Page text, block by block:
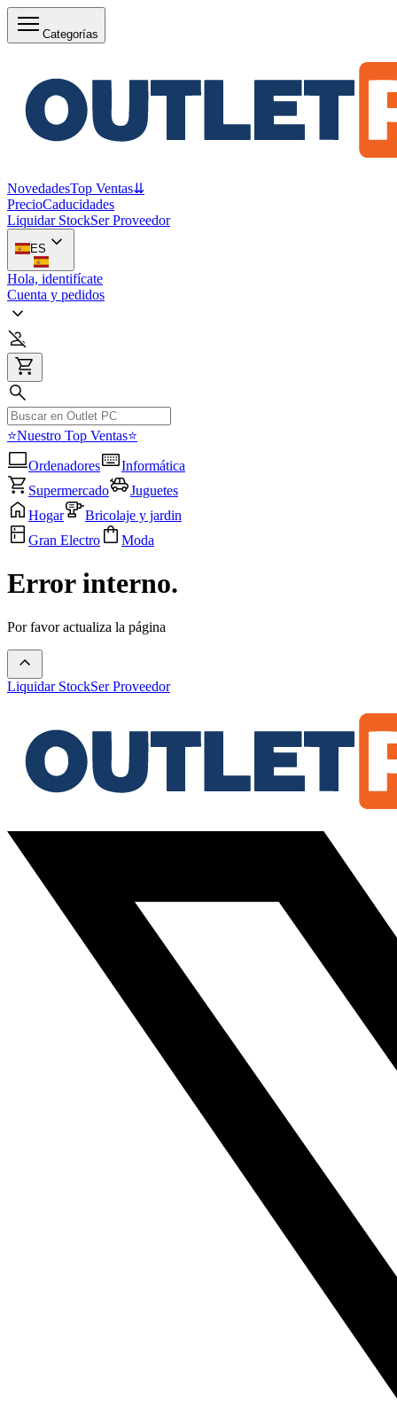
Categorías
NovedadesTop Ventas⇊
PrecioCaducidades
Liquidar StockSer Proveedor
ES
Hola, identifícate
Cuenta y pedidos
⭐Nuestro Top Ventas⭐
Ordenadores
Informática
Supermercado
Juguetes
Hogar
Bricolaje y jardin
Gran Electro
Moda
Error interno.
Por favor actualiza la página
Liquidar StockSer Proveedor